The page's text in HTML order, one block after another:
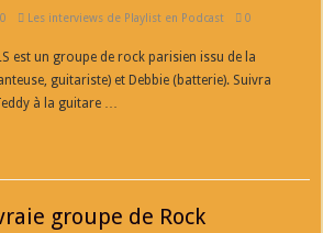
Les interviews de Playlist en Podcast 0
est un groupe de rock parisien issu de la
guitariste) et Debbie (batterie). Suivra
à la guitare …
groupe de Rock